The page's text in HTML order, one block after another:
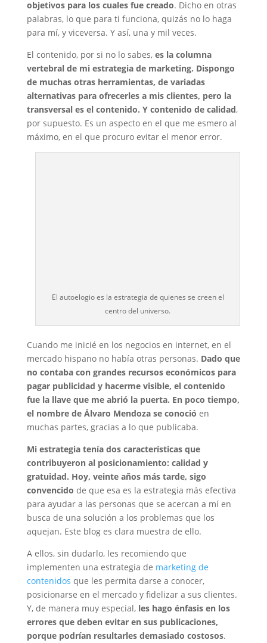
objetivos para los cuales fue creado. Dicho en otras
palabras, lo que para ti funciona, quizás no lo haga
para mí, y viceversa. Y así, una y mil veces.
El contenido, por si no lo sabes, es la columna
vertebral de mi estrategia de marketing. Dispongo
de muchas otras herramientas, de variadas
alternativas para ofrecerles a mis clientes, pero la
transversal es el contenido. Y contenido de calidad,
por supuesto. Es un aspecto en el que me esmero al
máximo, en el que procuro evitar el menor error.
El autoelogio es la estrategia de quienes se creen el
centro del universo.
Cuando me inicié en los negocios en internet, en el
mercado hispano no había otras personas. Dado que
no contaba con grandes recursos económicos para
pagar publicidad y hacerme visible, el contenido
fue la llave que me abrió la puerta. En poco tiempo,
el nombre de Álvaro Mendoza se conoció en
muchas partes, gracias a lo que publicaba.
Mi estrategia tenía dos características que
contribuyeron al posicionamiento: calidad y
gratuidad. Hoy, veinte años más tarde, sigo
convencido de que esa es la estrategia más efectiva
para ayudar a las personas que se acercan a mí en
busca de una solución a los problemas que los
aquejan. Este blog es clara muestra de ello.
A ellos, sin dudarlo, les recomiendo que
implementen una estrategia de marketing de
contenidos que les permita darse a conocer,
posicionarse en el mercado y fidelizar a sus clientes.
Y, de manera muy especial, les hago énfasis en los
errores que deben evitar en sus publicaciones,
porque podrían resultarles demasiado costosos.